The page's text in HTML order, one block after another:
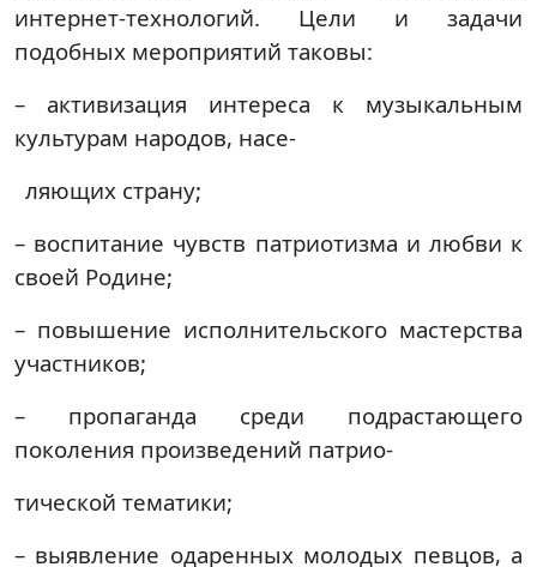
интернет-технологий. Цели и задачи
подобных мероприятий таковы:
– активизация интереса к музыкальным
культурам народов, насе-
ляющих страну;
– воспитание чувств патриотизма и любви к
своей Родине;
– повышение исполнительского мастерства
участников;
– пропаганда среди подрастающего
поколения произведений патрио-
тической тематики;
– выявление одаренных молодых певцов, а